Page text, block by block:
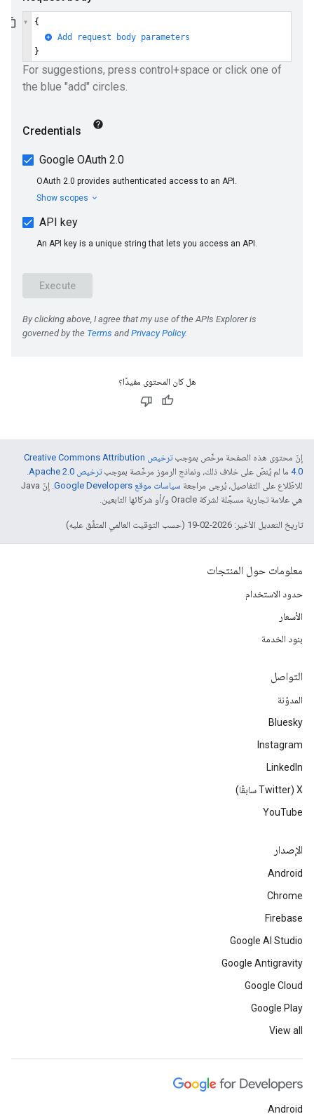
هل كان المحتوى مفيدًا؟
إنّ محتوى هذه الصفحة مرخّص بموجب
ترخيص Creative Commons Attribution
4.0‏ ما لم يُنصّ على خلاف ذلك، ونماذج الرموز مرخّصة بموجبترخيص Apache 2.0‏
.
للاطّلاع على التفاصيل، يُرجى مراجعة سياسات موقع Google Developers‏
. إنّ Java
هي علامة تجارية مسجَّلة لشركة Oracle و/أو شركائها التابعين.
تاريخ التعديل الأخير: 2026-02-19 (حسب التوقيت العالمي المتفَّق عليه)
معلومات حول المنتجات
حدود الاستخدام
الأسعار
بنود الخدمة
التواصل
المدوّنة
Bluesky
Instagram
LinkedIn
‫X ‏(Twitter سابقًا)
YouTube
الإصدار
Android
Chrome
Firebase
Google AI Studio
Google Antigravity
Google Cloud
Google Play
View all
Android